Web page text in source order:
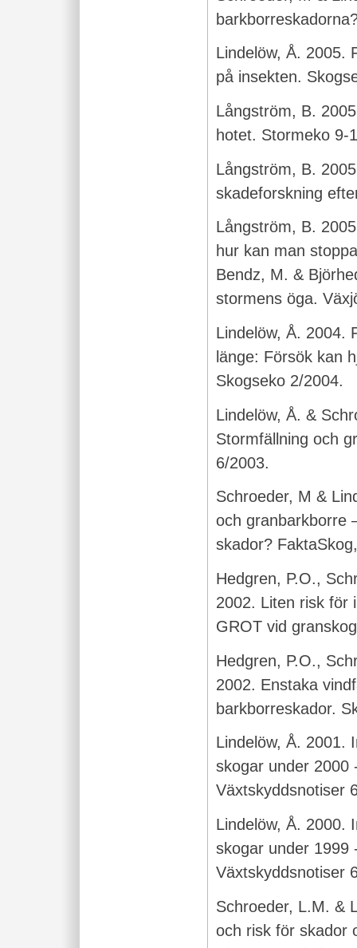
Lindelöw, Å. 2005.
på insekten.
Långström, B.
hotet. Stormeko 9-
Långström, B.
skadeforskning
Långström, B.
hur kan man
Bendz, M. &
stormens öga.
Lindelöw, Å. 2004.
länge: Försök kan
Skogseko 2/2004.
Lindelöw, Å. &
Stormfällning och
6/2003.
Schroeder, M &
och granbarkborre
skador?
Hedgren, P.O.,
2002. Liten risk för
GROT vid
Hedgren, P.O.,
2002. Enstaka
barkborreskador.
Lindelöw, Å. 2001.
skogar under 2000
Växtskyddsnotiser
Lindelöw, Å. 2000.
skogar under 1999
Växtskyddsnotiser
Schroeder, L.M. &
och risk för skador